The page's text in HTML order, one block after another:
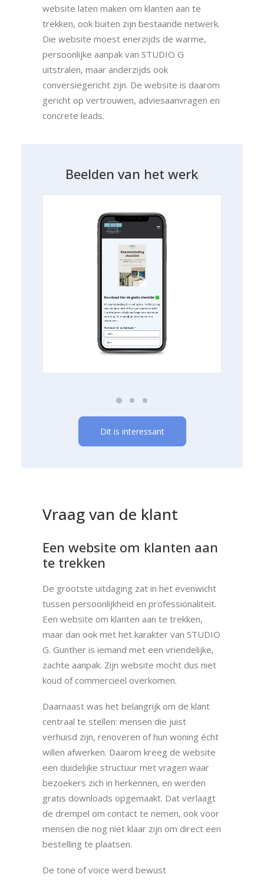
website laten maken om klanten aan te
trekken, ook buiten zijn bestaande netwerk.
Die website moest enerzijds de warme,
persoonlijke aanpak van STUDIO G
uitstralen, maar anderzijds ook
conversiegericht zijn. De website is daarom
gericht op vertrouwen, adviesaanvragen en
concrete leads.
Beelden van het werk
Dit is interessant
Vraag van de klant
Een website om klanten aan
te trekken
De grootste uitdaging zat in het evenwicht
tussen persoonlijkheid en professionaliteit.
Een website om klanten aan te trekken,
maar dan ook met het karakter van STUDIO
G. Gunther is iemand met een vriendelijke,
zachte aanpak. Zijn website mocht dus niet
koud of commercieel overkomen.
Daarnaast was het belangrijk om de klant
centraal te stellen: mensen die juist
verhuisd zijn, renoveren of hun woning écht
willen afwerken. Daarom kreeg de website
een duidelijke structuur met vragen waar
bezoekers zich in herkennen, en werden
gratis downloads opgemaakt. Dat verlaagt
de drempel om contact te nemen, ook voor
mensen die nog niet klaar zijn om direct een
bestelling te plaatsen.
De tone of voice werd bewust